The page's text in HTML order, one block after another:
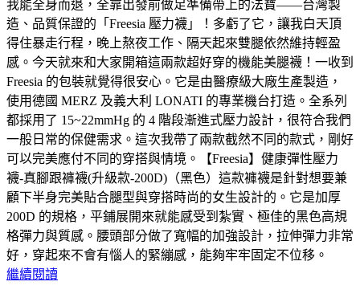
我能全身而退，全靠出發前做足準備帶上的法寶——台灣製
造、品質保證的「Freesia 壓力襪」！多虧了它，讓我白天頂
得住暴走行程，晚上熬夜工作、隔天起來雙腿依然維持輕盈
感。今天就來和大家開箱這兩款超好穿的機能美腿襪！一收到
Freesia 的包裝就覺得很安心。它是由醫療級大廠生產製造，
使用德國 MERZ 及義大利 LONATI 的專業機台打造。全系列
都採用了 15~22mmHg 的 4 階段漸進式壓力設計，很符合我們
一般日常的保健需求。這次我帶了兩款截然不同的款式，剛好
可以完美應付不同的穿搭與情境。【Freesia】健康彈性壓力
襪-真腳跟褲襪(升級款-200D)（黑色）這款褲襪是針對想要兼
顧下半身完美貼合腿型與穿搭時尚的女生設計的。它是加厚
200D 的規格，平鋪展開來就能感受到紮實、極佳的黑色高規
格彈力與質感。腰頭部分做了寬幅的加強設計，拉伸彈力非常
好，穿起來不會有惱人的緊繃感，能夠牢牢固定不位移。
繼續閱讀